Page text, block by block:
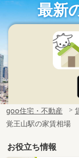
最新
goo住宅・不動産
覚王山駅の家賃相場
お役立ち情報